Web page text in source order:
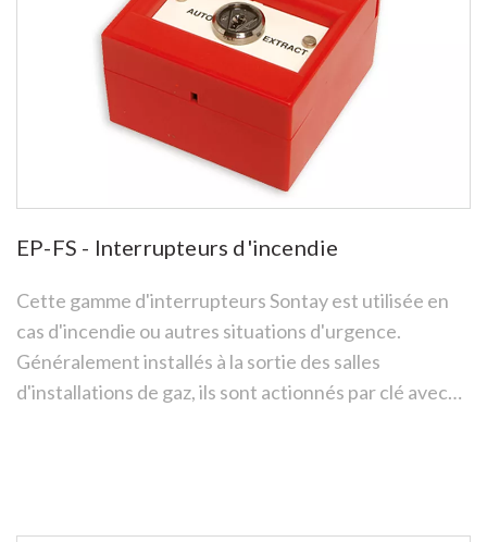
EP-FS - Interrupteurs d'incendie
Cette gamme d'interrupteurs Sontay est utilisée en
cas d'incendie ou autres situations d'urgence.
Généralement installés à la sortie des salles
d'installations de gaz, ils sont actionnés par clé avec